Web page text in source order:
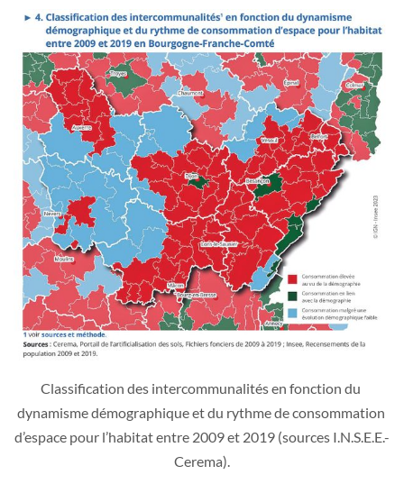
Classification des intercommunalités en fonction du
dynamisme démographique et du rythme de consommation
d’espace pour l’habitat entre 2009 et 2019 (sources I.N.S.E.E.-
Cerema).